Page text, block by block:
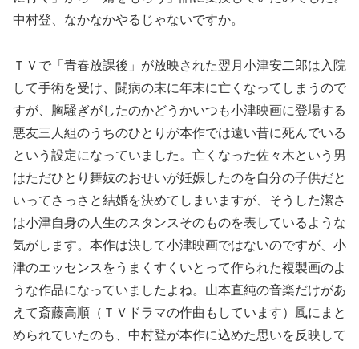
中村登、なかなかやるじゃないですか。
ＴＶで「青春放課後」が放映された翌月小津安二郎は入院
して手術を受け、闘病の末に年末に亡くなってしまうので
すが、胸騒ぎがしたのかどうかいつも小津映画に登場する
悪友三人組のうちのひとりが本作では遠い昔に死んでいる
という設定になっていました。亡くなった佐々木という男
はただひとり舞妓のおせいが妊娠したのを自分の子供だと
いってさっさと結婚を決めてしまいますが、そうした潔さ
は小津自身の人生のスタンスそのものを表しているような
気がします。本作は決して小津映画ではないのですが、小
津のエッセンスをうまくすくいとって作られた複製画のよ
うな作品になっていましたよね。山本直純の音楽だけがあ
えて斎藤高順（ＴＶドラマの作曲もしています）風にまと
められていたのも、中村登が本作に込めた思いを反映して